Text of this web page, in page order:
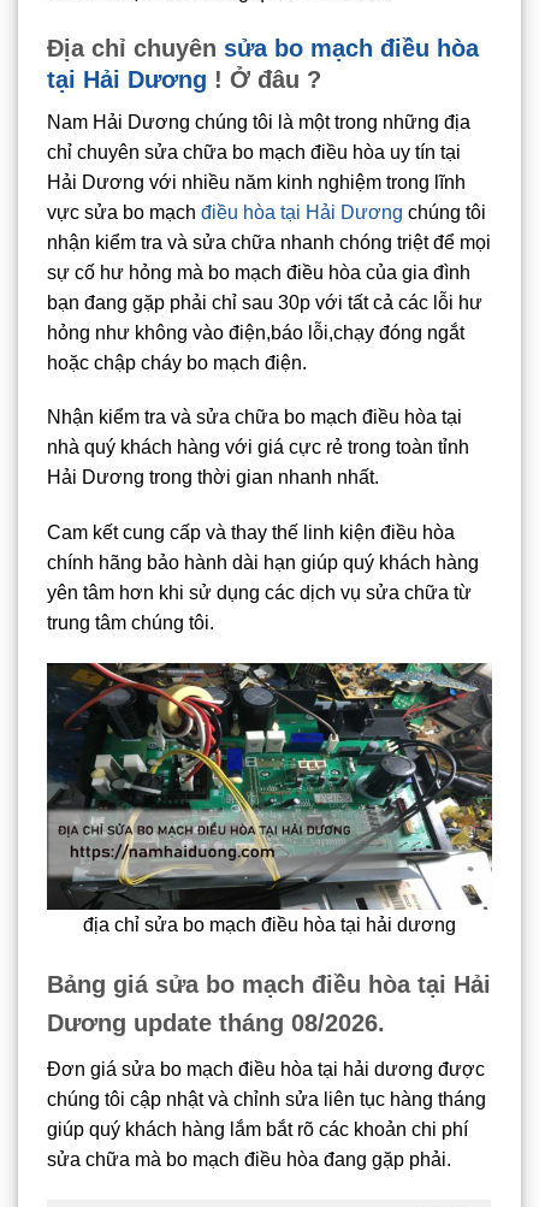
Địa chỉ chuyên sửa bo mạch điều hòa
tại Hải Dương ! Ở đâu ?
Nam Hải Dương chúng tôi là một trong những địa
chỉ chuyên sửa chữa bo mạch điều hòa uy tín tại
Hải Dương với nhiều năm kinh nghiệm trong lĩnh
vực sửa bo mạch điều hòa tại Hải Dương chúng tôi
nhận kiểm tra và sửa chữa nhanh chóng triệt để mọi
sự cố hư hỏng mà bo mạch điều hòa của gia đình
bạn đang gặp phải chỉ sau 30p với tất cả các lỗi hư
hỏng như không vào điện,báo lỗi,chạy đóng ngắt
hoặc chập cháy bo mạch điện.
Nhận kiểm tra và sửa chữa bo mạch điều hòa tại
nhà quý khách hàng với giá cực rẻ trong toàn tỉnh
Hải Dương trong thời gian nhanh nhất.
Cam kết cung cấp và thay thế linh kiện điều hòa
chính hãng bảo hành dài hạn giúp quý khách hàng
yên tâm hơn khi sử dụng các dịch vụ sửa chữa từ
trung tâm chúng tôi.
địa chỉ sửa bo mạch điều hòa tại hải dương
Bảng giá sửa bo mạch điều hòa tại Hải
Dương update tháng 08/2026.
Đơn giá sửa bo mạch điều hòa tại hải dương được
chúng tôi cập nhật và chỉnh sửa liên tục hàng tháng
giúp quý khách hàng lắm bắt rõ các khoản chi phí
sửa chữa mà bo mạch điều hòa đang gặp phải.